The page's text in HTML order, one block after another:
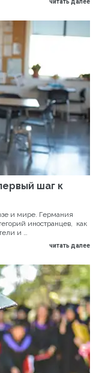
читать далее
шаг к
и мире. Германия
иностранцев, как
и …
читать далее